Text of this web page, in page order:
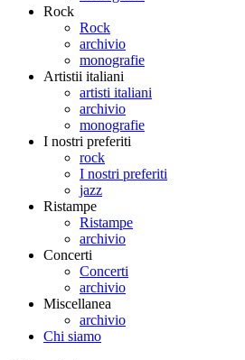
Rock
Rock
archivio
monografie
Artistii italiani
artisti italiani
archivio
monografie
I nostri preferiti
rock
I nostri preferiti
jazz
Ristampe
Ristampe
archivio
Concerti
Concerti
archivio
Miscellanea
archivio
Chi siamo